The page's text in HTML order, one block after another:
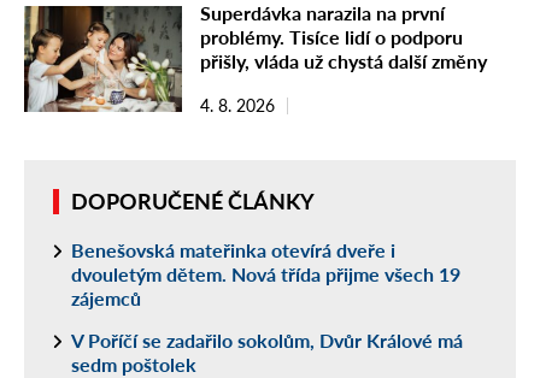
Superdávka narazila na první
problémy. Tisíce lidí o podporu
přišly, vláda už chystá další změny
4. 8. 2026
DOPORUČENÉ ČLÁNKY
Benešovská mateřinka otevírá dveře i
dvouletým dětem. Nová třída přijme všech 19
zájemců
V Poříčí se zadařilo sokolům, Dvůr Králové má
sedm poštolek